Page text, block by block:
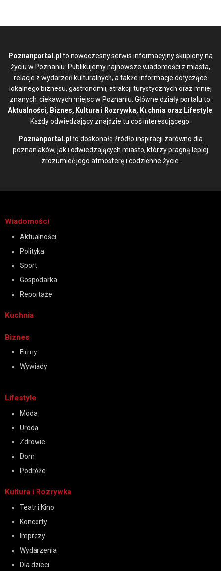
Poznanportal.pl to nowoczesny serwis informacyjny skupiony na
życiu w Poznaniu. Publikujemy najnowsze wiadomości z miasta,
relacje z wydarzeń kulturalnych, a także informacje dotyczące
lokalnego biznesu, gastronomii, atrakcji turystycznych oraz mniej
znanych, ciekawych miejsc w Poznaniu. Główne działy portalu to:
Aktualności, Biznes, Kultura i Rozrywka, Kuchnia oraz Lifestyle.
Każdy odwiedzający znajdzie tu coś interesującego.
Poznanportal.pl to doskonałe źródło inspiracji zarówno dla
poznaniaków, jak i odwiedzających miasto, którzy pragną lepiej
zrozumieć jego atmosferę i codzienne życie.
Wiadomości
Aktualności
Polityka
Sport
Gospodarka
Reportaże
Kuchnia
Biznes
Firmy
Wywiady
Lifestyle
Moda
Uroda
Zdrowie
Dom
Podróże
Kultura i Rozrywka
Teatr i Kino
Koncerty
Imprezy
Wydarzenia
Dla dzieci